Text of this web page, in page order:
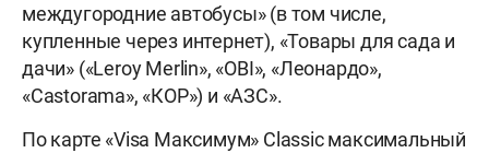
междугородние автобусы» (в том числе,
купленные через интернет), «Товары для сада и
дачи» («Leroy Merlin», «OBI», «Леонардо»,
«Castorama», «КОР») и «АЗС».
По карте «Visa Максимум» Classic максимальный